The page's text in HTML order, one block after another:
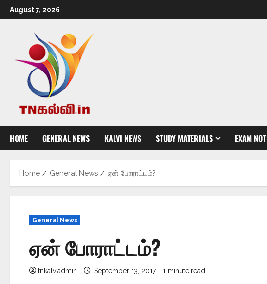
August 7, 2026
HOME GENERAL NEWS KALVI NEWS STUDY MATERIALS EXAM
Home General News ஏன் போராட்டம்?
General News
ஏன் போராட்டம்?
tnkalviadmin September 13, 2017 1 minute read